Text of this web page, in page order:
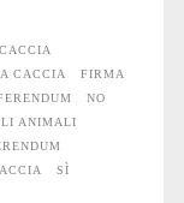
CACCIA
CACCIA
FIRMA
NO
ANIMALI
SÌ